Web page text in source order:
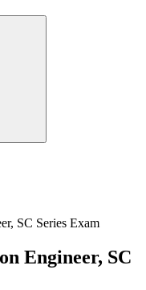
SC Series Exam
Engineer, SC